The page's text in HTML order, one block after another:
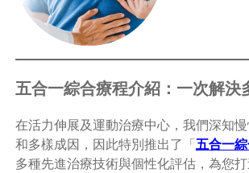
五合一綜合療程介紹：一次解決
在活力伸展及運動治療中心，我們深知
和多樣成因，因此特別推出了「五合一
多種先進治療技術與個性化評估，為您